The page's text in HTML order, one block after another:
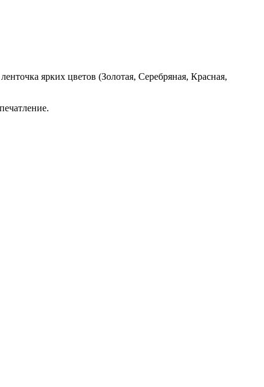
ярких цветов (Золотая, Серебряная, Красная,